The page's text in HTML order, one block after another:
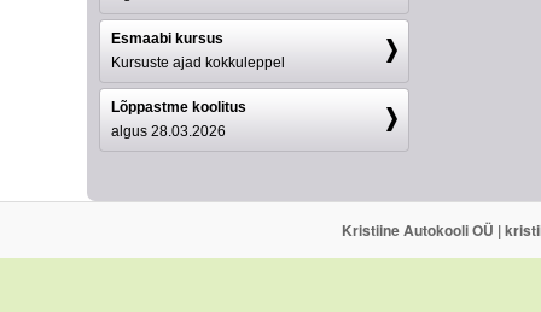
Esmaabi kursus
Kursuste ajad kokkuleppel
Lõppastme koolitus
algus 28.03.2026
Kristiine Autokooli OÜ |